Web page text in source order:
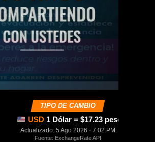
TIPO DE CAMBIO
USD 1 Dólar = $17.23 pesos
Actualizado: 5 Ago 2026 · 7:02 PM
Fuente: ExchangeRate API